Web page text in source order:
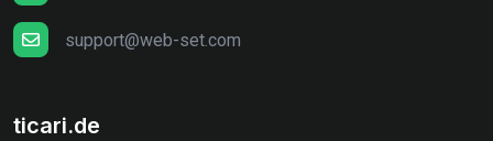
support@web-set.com
ticari.de